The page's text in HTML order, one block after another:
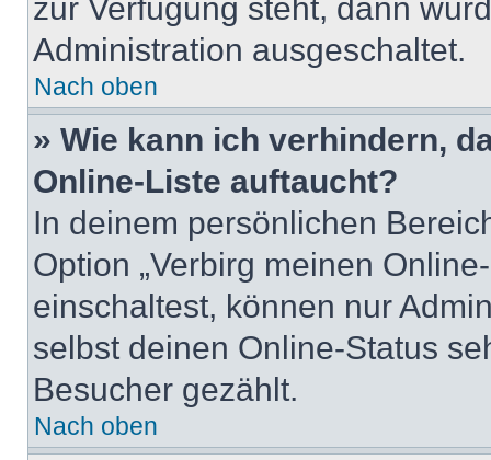
zur Verfügung steht, dann
Administration ausgeschaltet.
Nach oben
» Wie kann ich verhindern,
Online-Liste auftaucht?
In deinem persönlichen
Option „Verbirg meinen
einschaltest, können nur
selbst deinen Online-Status
Besucher gezählt.
Nach oben